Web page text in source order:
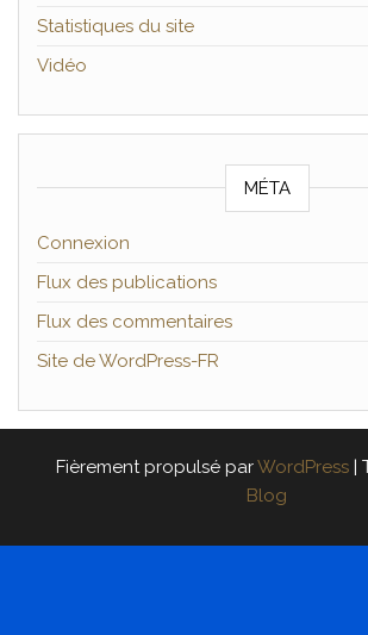
Statistiques du site
Vidéo
MÉTA
Connexion
Flux des publications
Flux des commentaires
Site de WordPress-FR
Fièrement propulsé parWordPress |
Blog